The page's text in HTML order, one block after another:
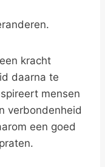
kracht
daarna te
mensen
verbondenheid
een goed